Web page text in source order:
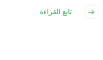
تابع القراءة